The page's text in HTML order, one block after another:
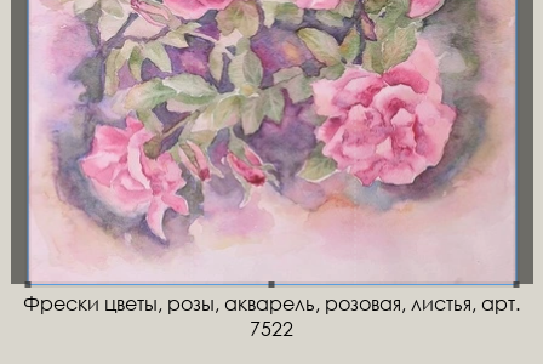
Фрески цветы, розы, акварель, розовая, листья, арт.
7522